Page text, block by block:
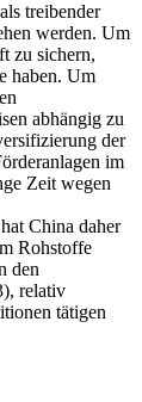
treibender
werden. Um
zu sichern,
haben. Um
abhängig zu
der
im
Zeit wegen
China daher
Rohstoffe
den
relativ
tätigen